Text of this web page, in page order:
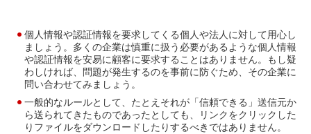
個人情報や認証情報を要求してくる個人や法人に対して用心し
ましょう。多くの企業は慎重に扱う必要があるような個人情報
や認証情報を安易に顧客に要求することはありません。もし疑
わしければ、問題が発生するのを事前に防ぐため、その企業に
問い合わせてみましょう。
一般的なルールとして、たとえそれが「信頼できる」送信元か
ら送られてきたものであったとしても、リンクをクリックした
りファイルをダウンロードしたりするべきではありません。